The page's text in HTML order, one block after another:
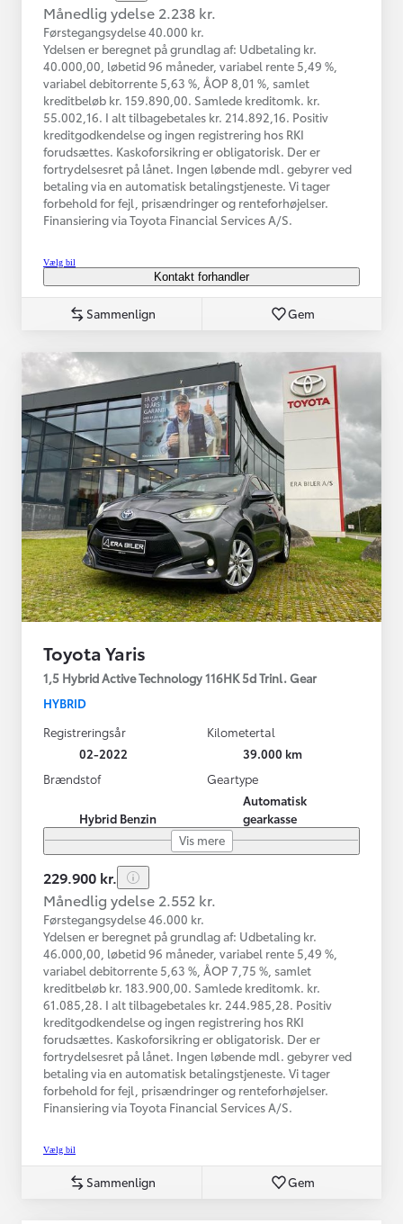
Månedlig ydelse 2.238 kr.
Førstegangsydelse 40.000 kr.
Ydelsen er beregnet på grundlag af: Udbetaling kr.
40.000,00, løbetid 96 måneder, variabel rente 5,49 %,
variabel debitorrente 5,63 %, ÅOP 8,01 %, samlet
kreditbeløb kr. 159.890,00. Samlede kreditomk. kr.
55.002,16. I alt tilbagebetales kr. 214.892,16. Positiv
kreditgodkendelse og ingen registrering hos RKI
forudsættes. Kaskoforsikring er obligatorisk. Der er
fortrydelsesret på lånet. Ingen løbende mdl. gebyrer ved
betaling via en automatisk betalingstjeneste. Vi tager
forbehold for fejl, prisændringer og renteforhøjelser.
Finansiering via Toyota Financial Services A/S.
Vælg bil
Kontakt forhandler
Sammenlign Gem
Toyota Yaris
1,5 Hybrid Active Technology 116HK 5d Trinl. Gear
HYBRID
Registreringsår
02-2022
Kilometertal
39.000 km
Brændstof
Hybrid Benzin
Geartype
Automatisk
gearkasse
Vis mere
229.900 kr.
Månedlig ydelse 2.552 kr.
Førstegangsydelse 46.000 kr.
Ydelsen er beregnet på grundlag af: Udbetaling kr.
46.000,00, løbetid 96 måneder, variabel rente 5,49 %,
variabel debitorrente 5,63 %, ÅOP 7,75 %, samlet
kreditbeløb kr. 183.900,00. Samlede kreditomk. kr.
61.085,28. I alt tilbagebetales kr. 244.985,28. Positiv
kreditgodkendelse og ingen registrering hos RKI
forudsættes. Kaskoforsikring er obligatorisk. Der er
fortrydelsesret på lånet. Ingen løbende mdl. gebyrer ved
betaling via en automatisk betalingstjeneste. Vi tager
forbehold for fejl, prisændringer og renteforhøjelser.
Finansiering via Toyota Financial Services A/S.
Vælg bil
Sammenlign Gem